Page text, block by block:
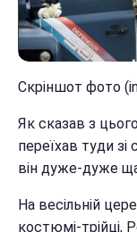
Скріншот фото
Як сказав з
переїхав туди
він дуже-дуже
На весільній
костюмі-трійці,